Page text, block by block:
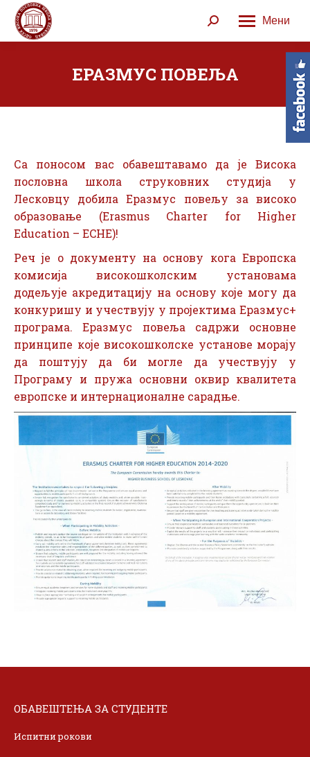
Мени
Search:
ЕРАЗМУС ПОВЕЉА
Са поносом вас обавештавамо да је Висока
пословна школа струковних студија у
Лесковцу добила Еразмус повељу за високо
образовање (Erasmus Charter for Higher
Education – ECHE)!
Реч је о документу на основу кога Европска
комисија високошколским установама
додељује акредитацију на основу које могу да
конкуришу и учествују у пројектима Еразмус+
програма. Еразмус повеља садржи основне
принципе које високошколске установе морају
да поштују да би могле да учествују у
Програму и пружа основни оквир квалитета
европске и интернационалне сарадње.
ОБАВЕШТЕЊА ЗА СТУДЕНТЕ
Испитни рокови